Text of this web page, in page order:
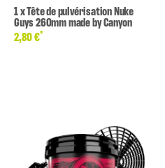
1xTête de pulvérisation Nuke
Guys 260mm made by Canyon
2,80 €*